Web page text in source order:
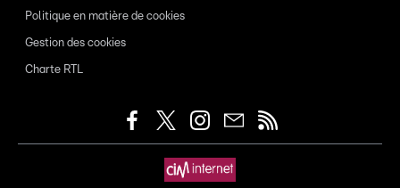
Politique en matière de cookies
Gestion des cookies
Charte RTL